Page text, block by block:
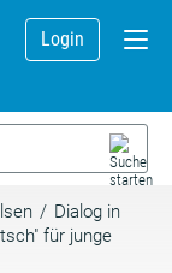
Login
/ Dialog in
für junge